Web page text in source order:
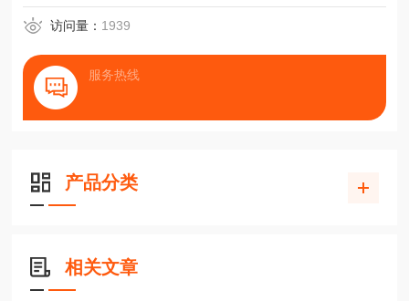
访问量： 1939
服务热线
产品分类
相关文章